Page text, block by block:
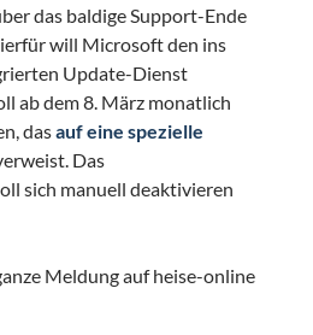
das baldige Support-Ende
will Microsoft den ins
Update-Dienst
ab dem 8. März monatlich
dasauf eine spezielle
Das
sich manuell deaktivieren
Meldung auf heise-online